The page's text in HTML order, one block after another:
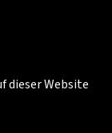
dieser Website